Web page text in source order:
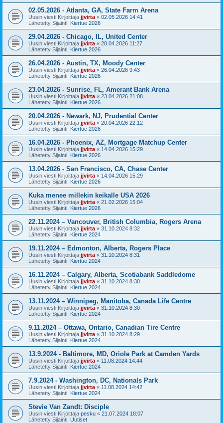
02.05.2026 - Atlanta, GA, State Farm Arena
Uusin viesti Kirjoittaja jjvirta « 02.05.2026 14:41
Lähetetty Sijainti: Kiertue 2026
29.04.2026 - Chicago, IL, United Center
Uusin viesti Kirjoittaja jjvirta « 28.04.2026 11:27
Lähetetty Sijainti: Kiertue 2026
26.04.2026 - Austin, TX, Moody Center
Uusin viesti Kirjoittaja jjvirta « 26.04.2026 9:43
Lähetetty Sijainti: Kiertue 2026
23.04.2026 - Sunrise, FL, Amerant Bank Arena
Uusin viesti Kirjoittaja jjvirta « 23.04.2026 21:08
Lähetetty Sijainti: Kiertue 2026
20.04.2026 - Newark, NJ, Prudential Center
Uusin viesti Kirjoittaja jjvirta « 20.04.2026 22:12
Lähetetty Sijainti: Kiertue 2026
16.04.2026 - Phoenix, AZ, Mortgage Matchup Center
Uusin viesti Kirjoittaja jjvirta « 14.04.2026 15:29
Lähetetty Sijainti: Kiertue 2026
13.04.2026 - San Francisco, CA, Chase Center
Uusin viesti Kirjoittaja jjvirta « 14.04.2026 15:29
Lähetetty Sijainti: Kiertue 2026
Kuka menee millekin keikalle USA 2026
Uusin viesti Kirjoittaja jjvirta « 21.02.2026 15:04
Lähetetty Sijainti: Kiertue 2026
22.11.2024 – Vancouver, British Columbia, Rogers Arena
Uusin viesti Kirjoittaja jjvirta « 31.10.2024 8:32
Lähetetty Sijainti: Kiertue 2024
19.11.2024 – Edmonton, Alberta, Rogers Place
Uusin viesti Kirjoittaja jjvirta « 31.10.2024 8:31
Lähetetty Sijainti: Kiertue 2024
16.11.2024 – Calgary, Alberta, Scotiabank Saddledome
Uusin viesti Kirjoittaja jjvirta « 31.10.2024 8:30
Lähetetty Sijainti: Kiertue 2024
13.11.2024 – Winnipeg, Manitoba, Canada Life Centre
Uusin viesti Kirjoittaja jjvirta « 31.10.2024 8:30
Lähetetty Sijainti: Kiertue 2024
9.11.2024 – Ottawa, Ontario, Canadian Tire Centre
Uusin viesti Kirjoittaja jjvirta « 31.10.2024 8:29
Lähetetty Sijainti: Kiertue 2024
13.9.2024 - Baltimore, MD, Oriole Park at Camden Yards
Uusin viesti Kirjoittaja jjvirta « 11.08.2024 14:44
Lähetetty Sijainti: Kiertue 2024
7.9.2024 - Washington, DC, Nationals Park
Uusin viesti Kirjoittaja jjvirta « 11.08.2024 14:42
Lähetetty Sijainti: Kiertue 2024
Stevie Van Zandt: Disciple
Uusin viesti Kirjoittaja pesku « 21.07.2024 18:07
Lähetetty Sijainti: Uutiset